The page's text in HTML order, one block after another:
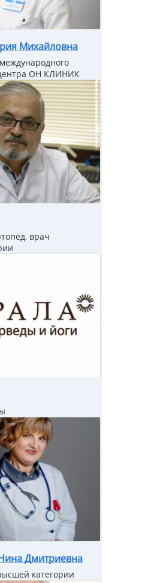
Михайловна
ОН КЛИНИК
врач
Дмитриевна
категории